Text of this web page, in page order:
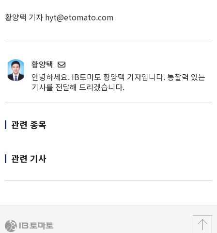
황양택 기자 hyt@etomato.com
황양택
안녕하세요. IB토마토 황양택 기자입니다. 통찰력 있는
기사를 전달해 드리겠습니다.
관련 종목
관련 기사